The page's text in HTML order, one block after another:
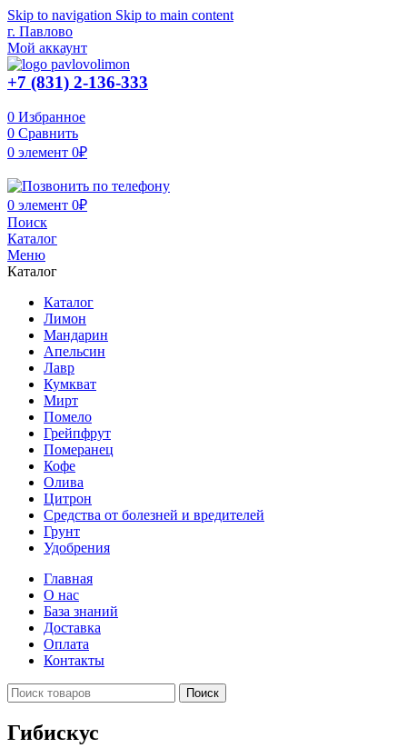
Skip to navigation Skip to main content
г. Павлово
Мой аккаунт
+7 (831) 2-136-333
0 Избранное
0 Сравнить
0 элемент 0₽
0 элемент 0₽
Поиск
Каталог
Меню
Каталог
Каталог
Лимон
Мандарин
Апельсин
Лавр
Кумкват
Мирт
Помело
Грейпфрут
Померанец
Кофе
Олива
Цитрон
Средства от болезней и вредителей
Грунт
Удобрения
Главная
О нас
База знаний
Доставка
Оплата
Контакты
Поиск
Гибискус